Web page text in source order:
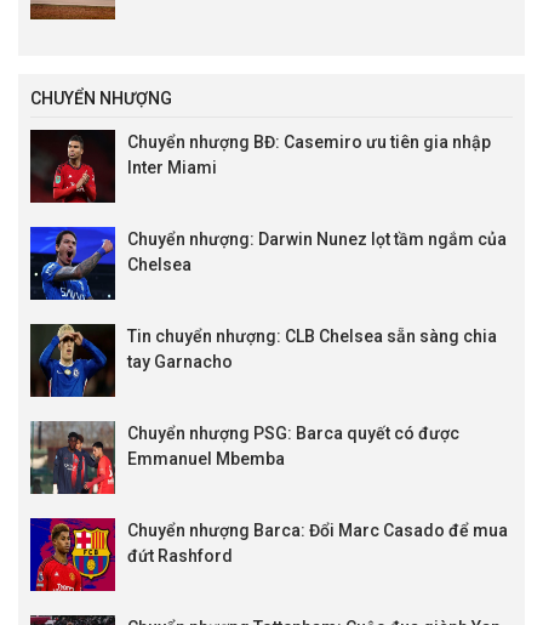
CHUYỂN NHƯỢNG
Chuyển nhượng BĐ: Casemiro ưu tiên gia nhập
Inter Miami
Chuyển nhượng: Darwin Nunez lọt tầm ngắm của
Chelsea
Tin chuyển nhượng: CLB Chelsea sẵn sàng chia
tay Garnacho
Chuyển nhượng PSG: Barca quyết có được
Emmanuel Mbemba
Chuyển nhượng Barca: Đổi Marc Casado để mua
đứt Rashford